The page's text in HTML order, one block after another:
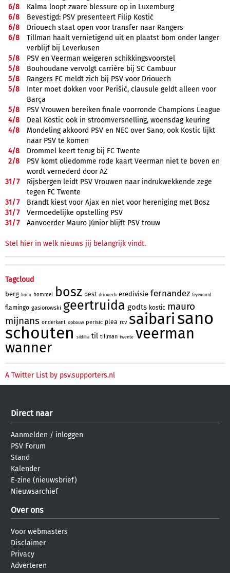
6/8
Kalma loopt zware blessure op in Luxemburg
6/8
Bevestigd: PSV presenteert Filip Kostić
6/8
Driouech staat open voor transfer naar Rangers
6/8
Tillman haalt vernietigend uit en plaatst bom onder langer
verblijf bij Leverkusen
5/8
PSV en Veerman weigeren schikkingsvoorstel
5/8
Bouhoudane vervolgt carrière bij SC Cambuur
5/8
Rangers FC meldt zich bij PSV voor Driouech
5/8
Inter moet dokken voor Perišić, clausule geldt alleen voor
Barça
5/8
PSV Vrouwen bereiken finale voorronde Champions League
4/8
Deal Kostic ook in stroomversnelling, woensdag keuring
4/8
Mondeling akkoord PSV en NEC over Sano, ook Kostic lijkt
naar PSV te komen
4/8
Drommel keert terug bij FC Twente
2/8
PSV komt oliedomme rode kaart Veerman niet te boven en
wordt vernederd door AZ
31/7
Rijsbergen leidt PSV Vrouwen naar indrukwekkende zege
tegen FC Twente
31/7
Brandt kiest voor Ajax en niet voor hereniging met Bosz
31/7
Vermoedelijke opstelling PSV
31/7 Aanvoerder Mauro Júnior blijft PSV trouw
Stel hier in welk nieuws jij belangrijk vindt.
Tagcloud
berg bodo bommel bosz dest driouech eredivisie fernandez feyenoord
flamingo gasiorowski geertruida godts kostic mauro
mijnans onderkant opbouw perisic plea rcv saibari sano
schouten sildillia til tillman twente veerman
wanner
A Twitter List by psv.supporters.nl
Direct naar
Aanmelden / inloggen
PSV Forum
Stand
Kalender
E-zine (nieuwsbrief)
Nieuwsarchief
Over ons
Voor webmasters
Disclaimer
Privacy
Adverteren